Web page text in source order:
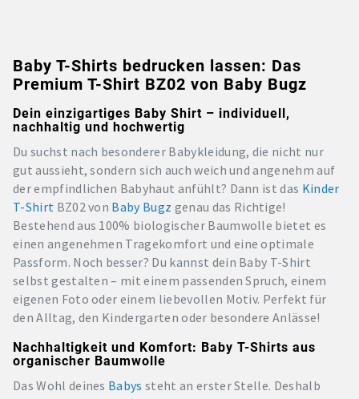
Baby T-Shirts bedrucken lassen: Das
Premium T-Shirt BZ02 von Baby Bugz
Dein einzigartiges Baby Shirt – individuell,
nachhaltig und hochwertig
Du suchst nach besonderer Babykleidung, die nicht nur
gut aussieht, sondern sich auch weich und angenehm auf
der empfindlichen Babyhaut anfühlt? Dann ist das Kinder
T-Shirt BZ02 von Baby Bugz genau das Richtige!
Bestehend aus 100% biologischer Baumwolle bietet es
einen angenehmen Tragekomfort und eine optimale
Passform. Noch besser? Du kannst dein Baby T-Shirt
selbst gestalten – mit einem passenden Spruch, einem
eigenen Foto oder einem liebevollen Motiv. Perfekt für
den Alltag, den Kindergarten oder besondere Anlässe!
Nachhaltigkeit und Komfort: Baby T-Shirts aus
organischer Baumwolle
Das Wohl deines Babys steht an erster Stelle. Deshalb